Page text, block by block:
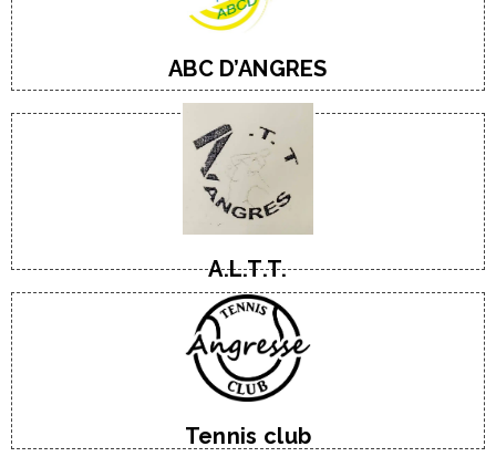
ABC D’ANGRES​
Tel : 03 21 29 19 00
A.L.T.T.
Tennis de table
M. Patrick MORIZE
Tel : 06 74 43 63 10
E-Mail
Tennis club
Tel : 06 87 68 08 61
E-Mail